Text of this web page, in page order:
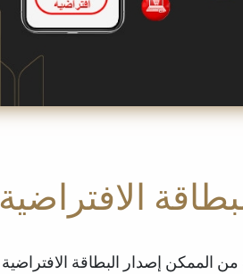
الافتراضية